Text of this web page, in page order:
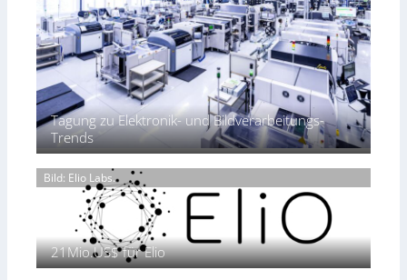
w
s
‘
N
i
g
h
t
2
0
2
6
z
u
r
T
h
r
m
o
g
r
a
f
i
e
ä
r
t
P
r
ä
s
z
i
n
E
M
E
Tagung zu Elektronik- und Bildverarbeitungs-
Trends
Bild: Elio Labs.
21Mio.US$ für Elio